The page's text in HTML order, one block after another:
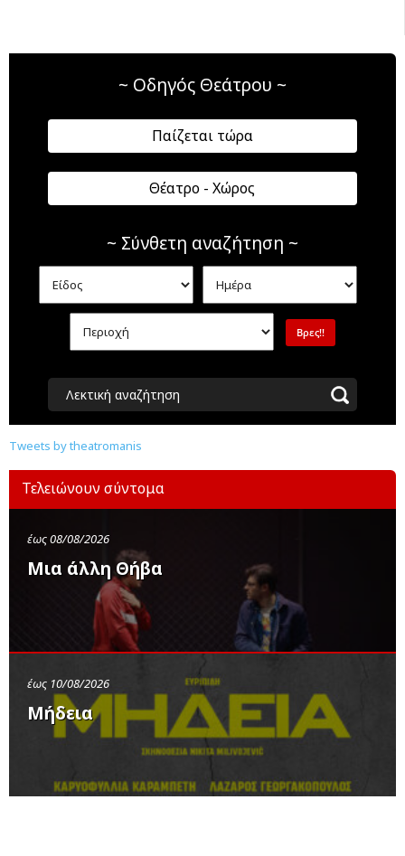
~ Οδηγός Θεάτρου ~
Παίζεται τώρα
Θέατρο - Χώρος
~ Σύνθετη αναζήτηση ~
Λεκτική αναζήτηση
Tweets by theatromanis
Τελειώνουν σύντομα
έως 08/08/2026
Μια άλλη Θήβα
έως 10/08/2026
Μήδεια